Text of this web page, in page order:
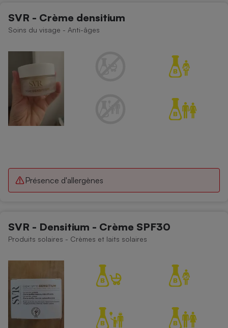
SVR - Crème densitium
Soins du visage - Anti-âges
Présence d'allergènes
SVR - Densitium - Crème SPF30
Produits solaires - Crèmes et laits solaires